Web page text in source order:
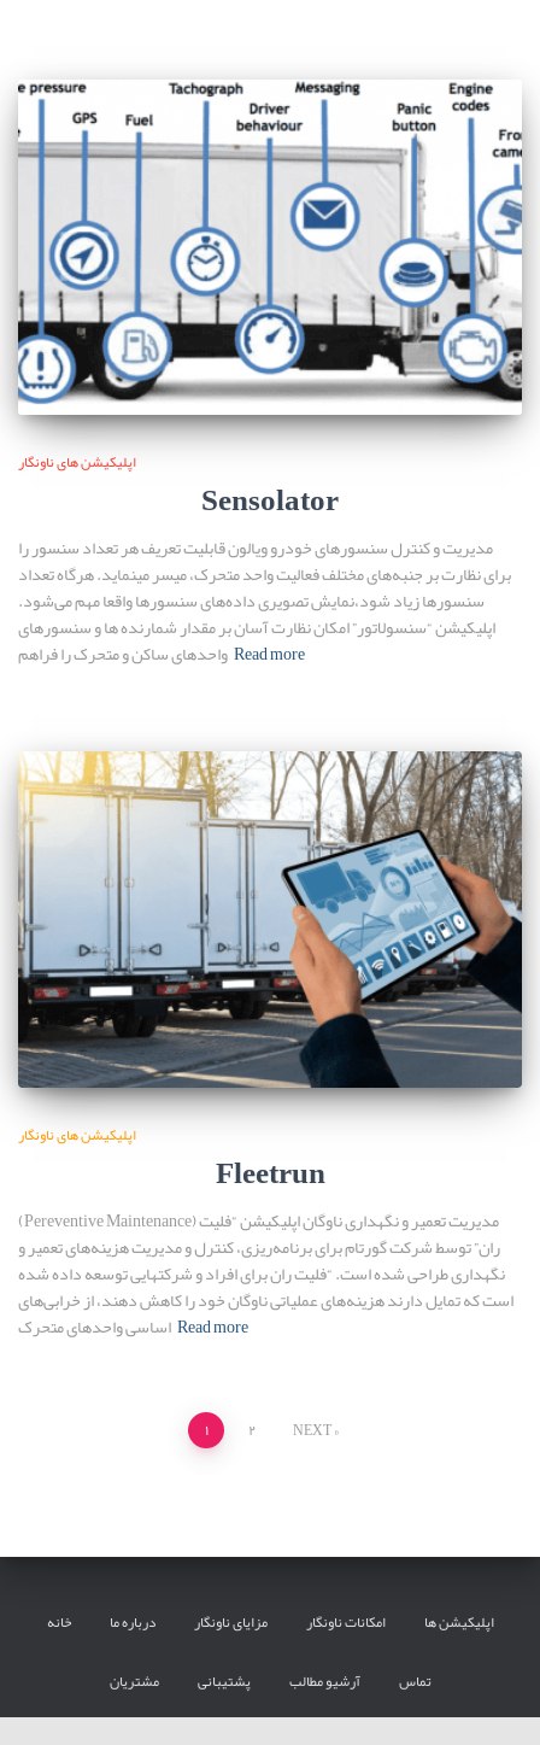
اپلیکیشن های ناونگار
Sensolator
مدیریت و کنترل سنسورهای خودرو ویالون قابلیت تعریف هر تعداد سنسور را
برای نظارت بر جنبه‌های مختلف فعالیت واحد متحرک، میسر مینماید. هرگاه تعداد
سنسورها زیاد شود،نمایش تصویری داده‌های سنسورها واقعا مهم می‌شود.
اپلیکیشن “سنسولاتور” امکان نظارت آسان بر مقدار شمارنده ها و سنسورهای
واحدهای ساکن و متحرک را فراهمRead more
اپلیکیشن های ناونگار
Fleetrun
(Pereventive Maintenance) مدیریت تعمیر و نگهداری ناوگان اپلیکیشن “فلیت
ران” توسط شرکت گورتام برای برنامه‌ریزی، کنترل و مدیریت هزینه‌های تعمیر و
نگهداری طراحی شده است. “فلیت ران برای افراد و شرکتهایی توسعه داده‌ شده
است که تمایل دارند هزینه‌های عملیاتی ناوگان خود را کاهش دهند، از خرابی‌های
اساسی واحدهای متحرکRead more
۱ ۲ NEXT
خانه درباره ما مزایای ناونگار امکانات ناونگار اپلیکیشن ها
مشتریان پشتیبانی آرشیو مطالب تماس